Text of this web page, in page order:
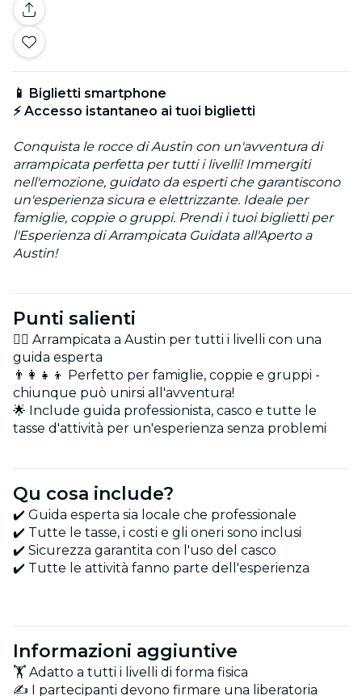
📱 Biglietti smartphone
⚡ Accesso istantaneo ai tuoi biglietti
Conquista le rocce di Austin con un'avventura di
arrampicata perfetta per tutti i livelli! Immergiti
nell'emozione, guidato da esperti che garantiscono
un'esperienza sicura e elettrizzante. Ideale per
famiglie, coppie o gruppi. Prendi i tuoi biglietti per
l'Esperienza di Arrampicata Guidata all'Aperto a
Austin!
Punti salienti
🧗‍♂️ Arrampicata a Austin per tutti i livelli con una
guida esperta
👨‍👩‍👧‍👦 Perfetto per famiglie, coppie e gruppi -
chiunque può unirsi all'avventura!
🌟 Include guida professionista, casco e tutte le
tasse d'attività per un'esperienza senza problemi
Qu cosa include?
✔️ Guida esperta sia locale che professionale
✔️ Tutte le tasse, i costi e gli oneri sono inclusi
✔️ Sicurezza garantita con l'uso del casco
✔️ Tutte le attività fanno parte dell'esperienza
Informazioni aggiuntive
🏋️ Adatto a tutti i livelli di forma fisica
✍️ I partecipanti devono firmare una liberatoria